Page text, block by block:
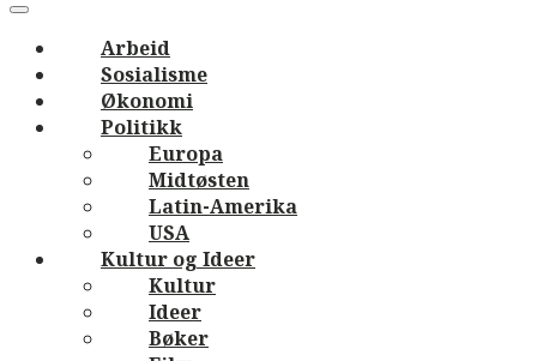
navigation
Menu
Arbeid
Sosialisme
Økonomi
Politikk
Europa
Midtøsten
Latin-Amerika
USA
Kultur og Ideer
Kultur
Ideer
Bøker